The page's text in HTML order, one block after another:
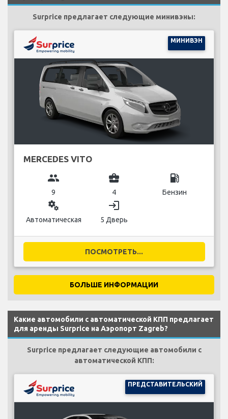
Surprice предлагает следующие минивэны:
МИНИВЭН
MERCEDES VITO
group
9
business_center
4
local_gas_station
Бензин
miscellaneous_services
Автоматическая
login
5 Дверь
ПОСМОТРЕТЬ...
БОЛЬШЕ ИНФОРМАЦИИ
Какие автомобили с автоматической КПП предлагает
для аренды Surprice на Аэропорт Zagreb?
Surprice предлагает следующие автомобили с
автоматической КПП:
ПРЕДСТАВИТЕЛЬСКИЙ